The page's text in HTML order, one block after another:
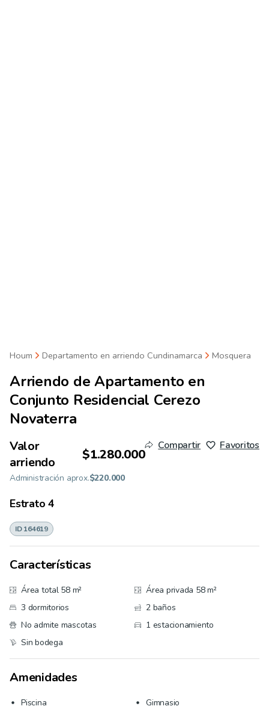
Houm Departamento en arriendo Cundinamarca Mosquera
Arriendo deApartamento en
Conjunto Residencial Cerezo
Novaterra
Valor
arriendo
$1.280.000
Administración aprox.$220.000
Compartir Favoritos
Estrato4
ID 164619
Características
Área total 58 m²
Área privada 58 m²
3 dormitorios
2 baños
No admite mascotas
1 estacionamiento
Sin bodega
Amenidades
Piscina Gimnasio